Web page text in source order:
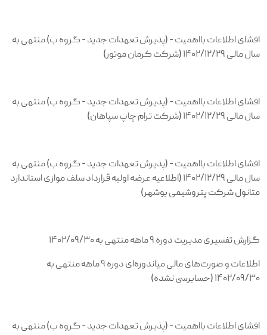
افشای اطلاعات بااهمیت - (پذیرش تعهدات جدید - گروه ب) منتهی به
سال مالی ۱۴۰۲/۱۲/۲۹ (شرکت کرمان موتور)
افشای اطلاعات بااهمیت - (پذیرش تعهدات جدید - گروه ب) منتهی به
سال مالی ۱۴۰۲/۱۲/۲۹ (شرکت ترام چاپ سپاهان)
افشای اطلاعات بااهمیت - (پذیرش تعهدات جدید - گروه ب) منتهی به
سال مالی ۱۴۰۲/۱۲/۲۹ (اطلاعیه عرضه اولیه قرارداد سلف موازی استاندارد
متانول شرکت پتروشیمی بوشهر)
گزارش تفسیری مدیریت دوره ۹ ماهه منتهی به ۱۴۰۲/۰۹/۳۰
اطلاعات و صورت‌های مالی میاندوره‌ای دوره ۹ ماهه منتهی به
۱۴۰۲/۰۹/۳۰ (حسابرسی نشده)
افشای اطلاعات بااهمیت - (پذیرش تعهدات جدید - گروه ب) منتهی به